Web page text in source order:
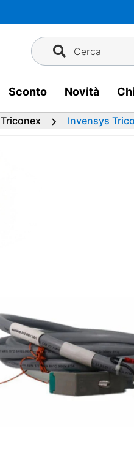
Cerca
Sconto Novità
Triconex Invensys